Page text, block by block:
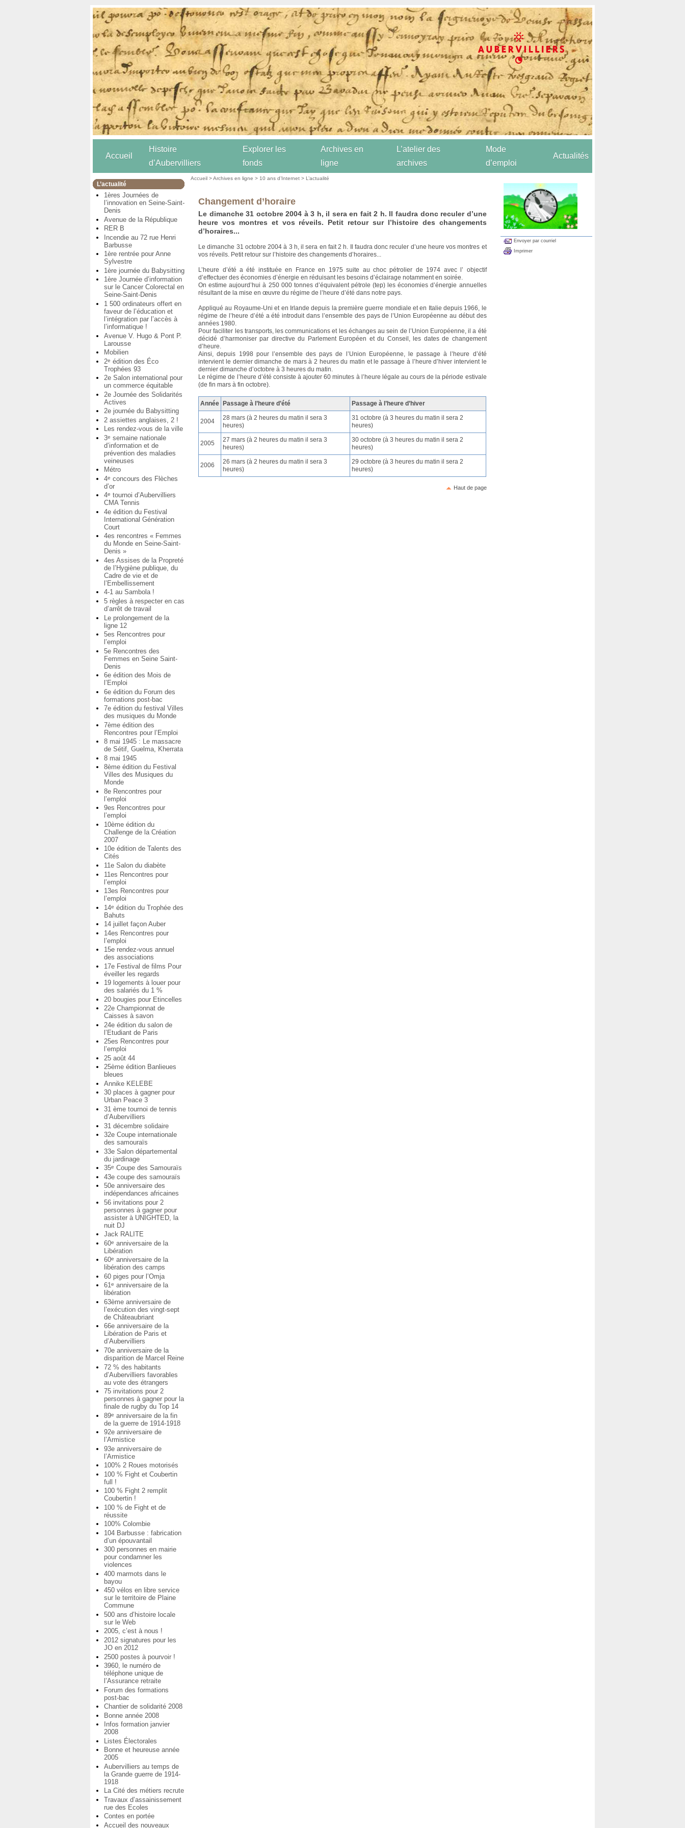
Accueil
Histoire
d’Aubervilliers
Explorer les
fonds
Archives en
ligne
L’atelier des
archives
Mode
d’emploi
Actualités
L’actualité
1ères Journées de
l’innovation en Seine-Saint-
Denis
Avenue de la République
RER B
Incendie au 72 rue Henri
Barbusse
1ère rentrée pour Anne
Sylvestre
1ère journée du Babysitting
1ère Journée d’information
sur le Cancer Colorectal en
Seine-Saint-Denis
1 500 ordinateurs offert en
faveur de l’éducation et
l’intégration par l’accès à
l’informatique !
Avenue V. Hugo & Pont P.
Larousse
Mobilien
2e édition des Éco
Trophées 93
2e Salon international pour
un commerce équitable
2e Journée des Solidarités
Actives
2e journée du Babysitting
2 assiettes anglaises, 2 !
Les rendez-vous de la ville
3e semaine nationale
d’information et de
prévention des maladies
veineuses
Métro
4e concours des Flèches
d’or
4e tournoi d’Aubervilliers
CMA Tennis
4e édition du Festival
International Génération
Court
4es rencontres « Femmes
du Monde en Seine-Saint-
Denis »
4es Assises de la Propreté
de l’Hygiène publique, du
Cadre de vie et de
l’Embellissement
4-1 au Sambola !
5 règles à respecter en cas
d’arrêt de travail
Le prolongement de la
ligne 12
5es Rencontres pour
l’emploi
5e Rencontres des
Femmes en Seine Saint-
Denis
6e édition des Mois de
l’Emploi
6e édition du Forum des
formations post-bac
7e édition du festival Villes
des musiques du Monde
7ème édition des
Rencontres pour l’Emploi
8 mai 1945 : Le massacre
de Sétif, Guelma, Kherrata
8 mai 1945
8ème édition du Festival
Villes des Musiques du
Monde
8e Rencontres pour
l’emploi
9es Rencontres pour
l’emploi
10ème édition du
Challenge de la Création
2007
10e édition de Talents des
Cités
11e Salon du diabète
11es Rencontres pour
l’emploi
13es Rencontres pour
l’emploi
14e édition du Trophée des
Bahuts
14 juillet façon Auber
14es Rencontres pour
l’emploi
15e rendez-vous annuel
des associations
17e Festival de films Pour
éveiller les regards
19 logements à louer pour
des salariés du 1 %
20 bougies pour Etincelles
22e Championnat de
Caisses à savon
24e édition du salon de
l’Etudiant de Paris
25es Rencontres pour
l’emploi
25 août 44
25ème édition Banlieues
bleues
Annike KELEBE
30 places à gagner pour
Urban Peace 3
31 ème tournoi de tennis
d’Aubervilliers
31 décembre solidaire
32e Coupe internationale
des samouraïs
33e Salon départemental
du jardinage
35e Coupe des Samouraïs
43e coupe des samouraïs
50e anniversaire des
indépendances africaines
56 invitations pour 2
personnes à gagner pour
assister à UNIGHTED, la
nuit DJ
Jack RALITE
60e anniversaire de la
Libération
60e anniversaire de la
libération des camps
60 piges pour l’Omja
61e anniversaire de la
libération
63ème anniversaire de
l’exécution des vingt-sept
de Châteaubriant
66e anniversaire de la
Libération de Paris et
d’Aubervilliers
70e anniversaire de la
disparition de Marcel Reine
72 % des habitants
d’Aubervilliers favorables
au vote des étrangers
75 invitations pour 2
personnes à gagner pour la
finale de rugby du Top 14
89e anniversaire de la fin
de la guerre de 1914-1918
92e anniversaire de
l’Armistice
93e anniversaire de
l’Armistice
100% 2 Roues motorisés
100 % Fight et Coubertin
full !
100 % Fight 2 remplit
Coubertin !
100 % de Fight et de
réussite
100% Colombie
104 Barbusse : fabrication
d’un épouvantail
300 personnes en mairie
pour condamner les
violences
400 marmots dans le
bayou
450 vélos en libre service
sur le territoire de Plaine
Commune
500 ans d’histoire locale
sur le Web
2005, c’est à nous !
2012 signatures pour les
JO en 2012
2500 postes à pourvoir !
3960, le numéro de
téléphone unique de
l’Assurance retraite
Forum des formations
post-bac
Chantier de solidarité 2008
Bonne année 2008
Infos formation janvier
2008
Listes Électorales
Bonne et heureuse année
2005
Aubervilliers au temps de
la Grande guerre de 1914-
1918
La Cité des métiers recrute
Travaux d’assainissement
rue des Ecoles
Contes en portée
Accueil des nouveaux
Accueil >Archives en ligne > 10 ans d’Internet >L’actualité
Changement d’horaire
Le dimanche 31 octobre 2004 à 3 h, il sera en fait 2 h. Il faudra donc reculer d’une
heure vos montres et vos réveils. Petit retour sur l’histoire des changements
d’horaires...
Le dimanche 31 octobre 2004 à 3 h, il sera en fait 2 h. Il faudra donc reculer d’une heure vos montres et
vos réveils. Petit retour sur l’histoire des changements d’horaires...
L’heure d’été a été instituée en France en 1975 suite au choc pétrolier de 1974 avec l’ objectif
d’effectuer des économies d’énergie en réduisant les besoins d’éclairage notamment en soirée.
On estime aujourd’hui à 250 000 tonnes d’équivalent pétrole (tep) les économies d’énergie annuelles
résultant de la mise en œuvre du régime de l’heure d’été dans notre pays.
Appliqué au Royaume-Uni et en Irlande depuis la première guerre mondiale et en Italie depuis 1966, le
régime de l’heure d’été a été introduit dans l’ensemble des pays de l’Union Européenne au début des
années 1980.
Pour faciliter les transports, les communications et les échanges au sein de l’Union Européenne, il a été
décidé d’harmoniser par directive du Parlement Européen et du Conseil, les dates de changement
d’heure.
Ainsi, depuis 1998 pour l’ensemble des pays de l’Union Européenne, le passage à l’heure d’été
intervient le dernier dimanche de mars à 2 heures du matin et le passage à l’heure d’hiver intervient le
dernier dimanche d’octobre à 3 heures du matin.
Le régime de l’heure d’été consiste à ajouter 60 minutes à l’heure légale au cours de la période estivale
(de fin mars à fin octobre).
Année Passage à l’heure d’été Passage à l’heure d’hiver
2004
28 mars (à 2 heures du matin il sera 3
heures)
31 octobre (à 3 heures du matin il sera 2
heures)
2005
27 mars (à 2 heures du matin il sera 3
heures)
30 octobre (à 3 heures du matin il sera 2
heures)
2006
26 mars (à 2 heures du matin il sera 3
heures)
29 octobre (à 3 heures du matin il sera 2
heures)
Haut de page
Envoyer par courriel
Imprimer